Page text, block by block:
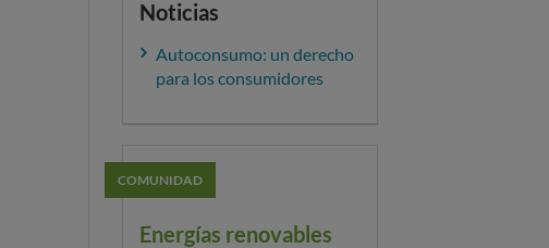
Noticias
Autoconsumo: un derecho
para los consumidores
COMUNIDAD
Energías renovables